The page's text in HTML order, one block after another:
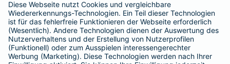
Kranken-Zusatzversicherung
Tierversicherungen
Haftpflichtversicherung
Hausratversicherung